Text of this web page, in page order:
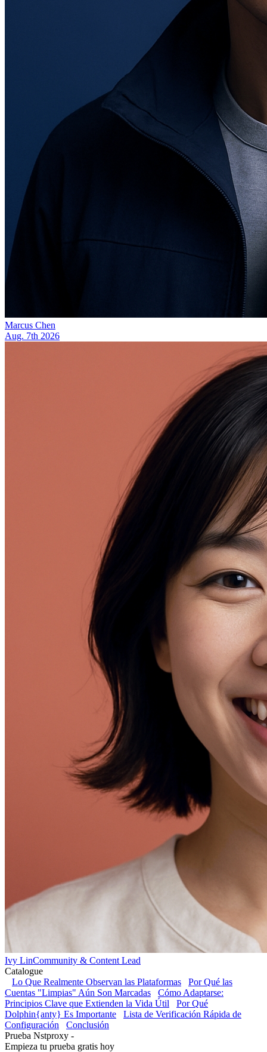
Marcus Chen
Aug. 7th 2026
Ivy LinCommunity & Content Lead
Catalogue
Lo Que Realmente Observan las Plataformas
Por Qué las
Cuentas "Limpias" Aún Son Marcadas
Cómo Adaptarse:
Principios Clave que Extienden la Vida Útil
Por Qué
Dolphin{anty} Es Importante
Lista de Verificación Rápida de
Configuración
Conclusión
Prueba Nstproxy -
Empieza tu prueba gratis hoy